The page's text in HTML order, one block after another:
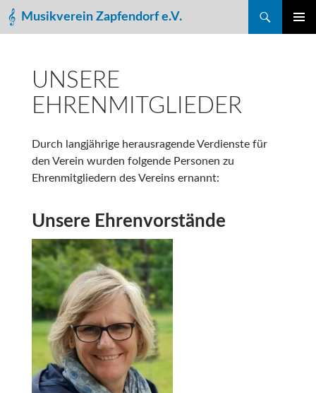
Musikverein Zapfendorf e.V.
Suchen
ZUM
UNSERE
EHRENMITGLIEDER
Durch langjährige herausragende Verdienste für
den Verein wurden folgende Personen zu
Ehrenmitgliedern des Vereins ernannt:
Unsere Ehrenvorstände